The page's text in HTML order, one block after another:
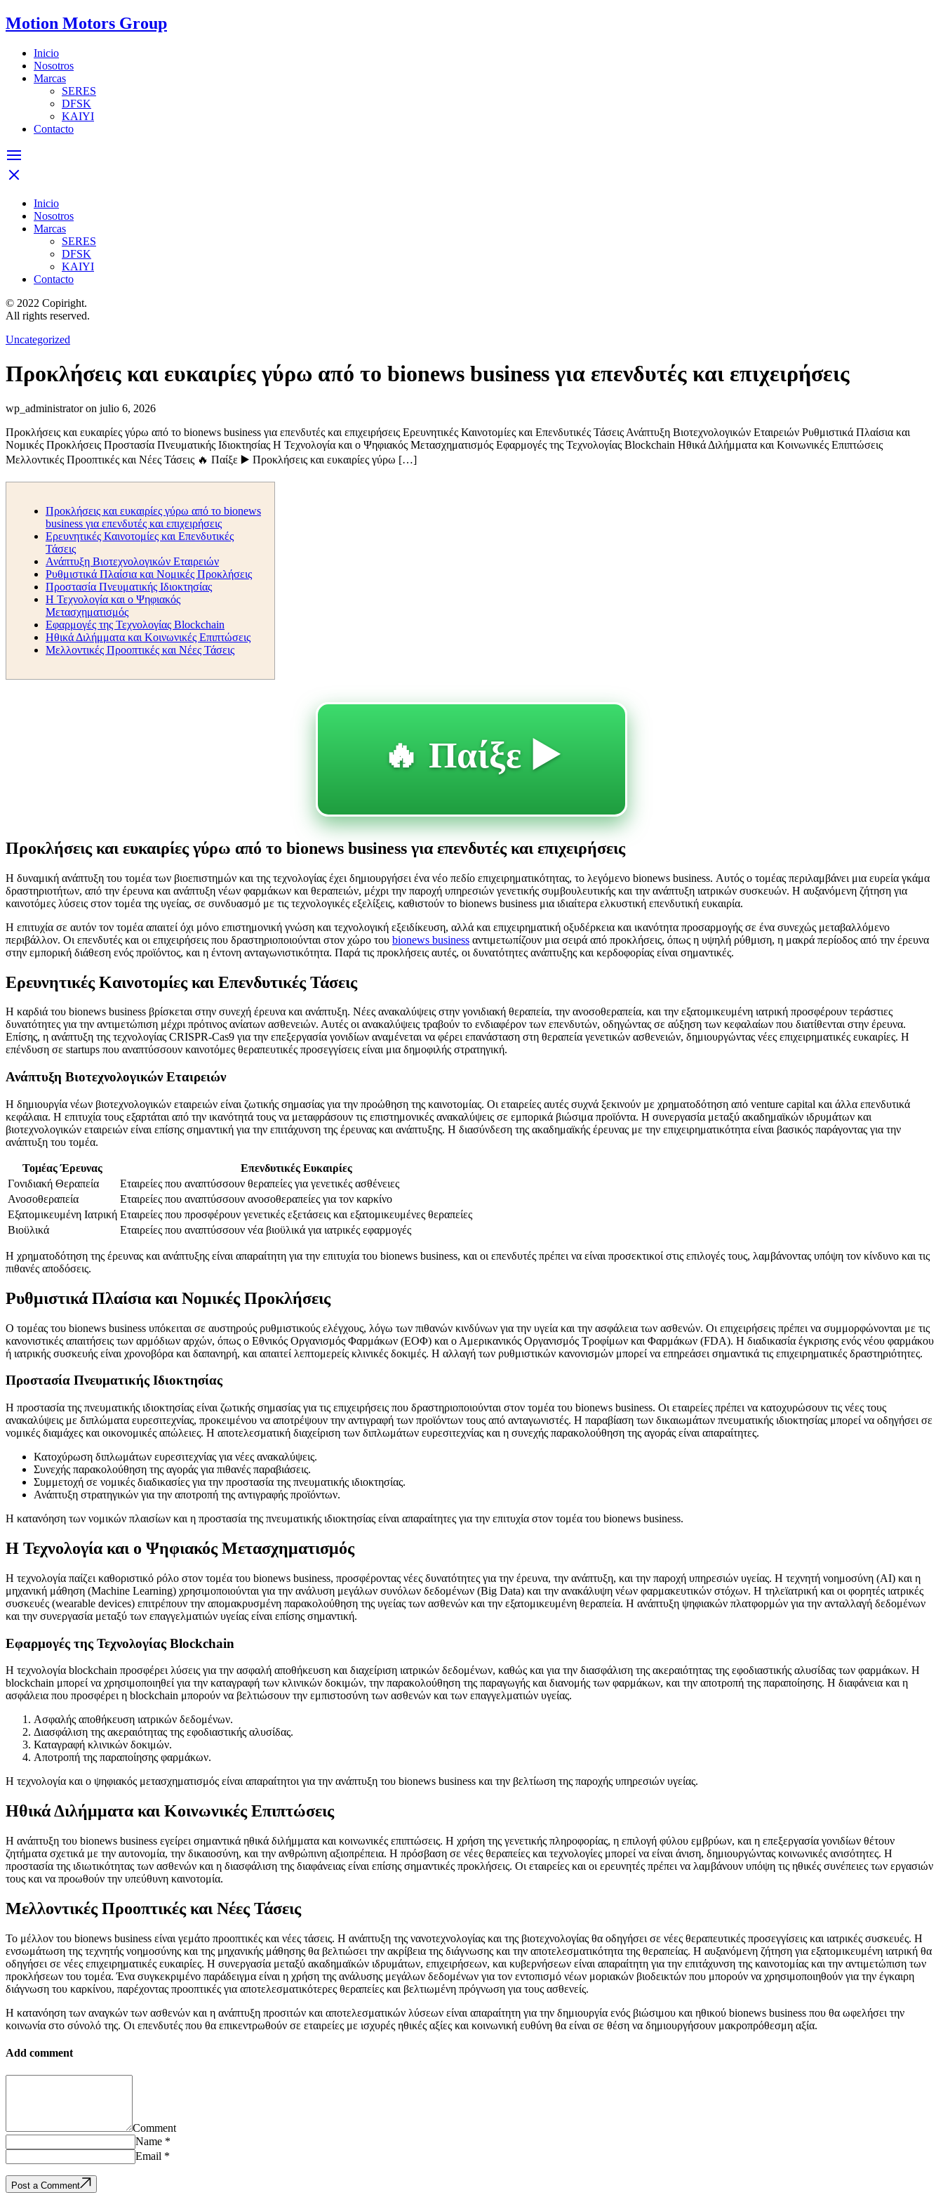
Motion Motors Group
Inicio
Nosotros
Marcas
SERES
DFSK
KAIYI
Contacto
Inicio
Nosotros
Marcas
SERES
DFSK
KAIYI
Contacto
© 2022 Copiright.
All rights reserved.
Uncategorized
Προκλήσεις και ευκαιρίες γύρω από το bionews business για επενδυτές και επιχειρήσεις
wp_administrator on julio 6, 2026
Προκλήσεις και ευκαιρίες γύρω από το bionews business για επενδυτές και επιχειρήσεις Ερευνητικές Καινοτομίες και Επενδυτικές Τάσεις Ανάπτυξη Βιοτεχνολογικών Εταιρειών Ρυθμιστικά Πλαίσια και
Νομικές Προκλήσεις Προστασία Πνευματικής Ιδιοκτησίας Η Τεχνολογία και ο Ψηφιακός Μετασχηματισμός Εφαρμογές της Τεχνολογίας Blockchain Ηθικά Διλήμματα και Κοινωνικές Επιπτώσεις
Μελλοντικές Προοπτικές και Νέες Τάσεις 🔥 Παίξε ▶️ Προκλήσεις και ευκαιρίες γύρω […]
Προκλήσεις και ευκαιρίες γύρω από το bionews
business για επενδυτές και επιχειρήσεις
Ερευνητικές Καινοτομίες και Επενδυτικές
Τάσεις
Ανάπτυξη Βιοτεχνολογικών Εταιρειών
Ρυθμιστικά Πλαίσια και Νομικές Προκλήσεις
Προστασία Πνευματικής Ιδιοκτησίας
Η Τεχνολογία και ο Ψηφιακός
Μετασχηματισμός
Εφαρμογές της Τεχνολογίας Blockchain
Ηθικά Διλήμματα και Κοινωνικές Επιπτώσεις
Μελλοντικές Προοπτικές και Νέες Τάσεις
🔥 Παίξε ▶️
Προκλήσεις και ευκαιρίες γύρω από το bionews business για επενδυτές και επιχειρήσεις
Η δυναμική ανάπτυξη του τομέα των βιοεπιστημών και της τεχνολογίας έχει δημιουργήσει ένα νέο πεδίο επιχειρηματικότητας, το λεγόμενο bionews business. Αυτός ο τομέας περιλαμβάνει μια ευρεία γκάμα
δραστηριοτήτων, από την έρευνα και ανάπτυξη νέων φαρμάκων και θεραπειών, μέχρι την παροχή υπηρεσιών γενετικής συμβουλευτικής και την ανάπτυξη ιατρικών συσκευών. Η αυξανόμενη ζήτηση για
καινοτόμες λύσεις στον τομέα της υγείας, σε συνδυασμό με τις τεχνολογικές εξελίξεις, καθιστούν το bionews business μια ιδιαίτερα ελκυστική επενδυτική ευκαιρία.
Η επιτυχία σε αυτόν τον τομέα απαιτεί όχι μόνο επιστημονική γνώση και τεχνολογική εξειδίκευση, αλλά και επιχειρηματική οξυδέρκεια και ικανότητα προσαρμογής σε ένα συνεχώς μεταβαλλόμενο
περιβάλλον. Οι επενδυτές και οι επιχειρήσεις που δραστηριοποιούνται στον χώρο του bionews business αντιμετωπίζουν μια σειρά από προκλήσεις, όπως η υψηλή ρύθμιση, η μακρά περίοδος από την έρευνα
στην εμπορική διάθεση ενός προϊόντος, και η έντονη ανταγωνιστικότητα. Παρά τις προκλήσεις αυτές, οι δυνατότητες ανάπτυξης και κερδοφορίας είναι σημαντικές.
Ερευνητικές Καινοτομίες και Επενδυτικές Τάσεις
Η καρδιά του bionews business βρίσκεται στην συνεχή έρευνα και ανάπτυξη. Νέες ανακαλύψεις στην γονιδιακή θεραπεία, την ανοσοθεραπεία, και την εξατομικευμένη ιατρική προσφέρουν τεράστιες
δυνατότητες για την αντιμετώπιση μέχρι πρότινος ανίατων ασθενειών. Αυτές οι ανακαλύψεις τραβούν το ενδιαφέρον των επενδυτών, οδηγώντας σε αύξηση των κεφαλαίων που διατίθενται στην έρευνα.
Επίσης, η ανάπτυξη της τεχνολογίας CRISPR-Cas9 για την επεξεργασία γονιδίων αναμένεται να φέρει επανάσταση στη θεραπεία γενετικών ασθενειών, δημιουργώντας νέες επιχειρηματικές ευκαιρίες. Η
επένδυση σε startups που αναπτύσσουν καινοτόμες θεραπευτικές προσεγγίσεις είναι μια δημοφιλής στρατηγική.
Ανάπτυξη Βιοτεχνολογικών Εταιρειών
Η δημιουργία νέων βιοτεχνολογικών εταιρειών είναι ζωτικής σημασίας για την προώθηση της καινοτομίας. Οι εταιρείες αυτές συχνά ξεκινούν με χρηματοδότηση από venture capital και άλλα επενδυτικά
κεφάλαια. Η επιτυχία τους εξαρτάται από την ικανότητά τους να μεταφράσουν τις επιστημονικές ανακαλύψεις σε εμπορικά βιώσιμα προϊόντα. Η συνεργασία μεταξύ ακαδημαϊκών ιδρυμάτων και
βιοτεχνολογικών εταιρειών είναι επίσης σημαντική για την επιτάχυνση της έρευνας και ανάπτυξης. Η διασύνδεση της ακαδημαϊκής έρευνας με την επιχειρηματικότητα είναι βασικός παράγοντας για την
ανάπτυξη του τομέα.
Τομέας Έρευνας
Επενδυτικές Ευκαιρίες
Γονιδιακή Θεραπεία
Εταιρείες που αναπτύσσουν θεραπείες για γενετικές ασθένειες
Ανοσοθεραπεία
Εταιρείες που αναπτύσσουν ανοσοθεραπείες για τον καρκίνο
Εξατομικευμένη Ιατρική Εταιρείες που προσφέρουν γενετικές εξετάσεις και εξατομικευμένες θεραπείες
Βιοϋλικά
Εταιρείες που αναπτύσσουν νέα βιοϋλικά για ιατρικές εφαρμογές
Η χρηματοδότηση της έρευνας και ανάπτυξης είναι απαραίτητη για την επιτυχία του bionews business, και οι επενδυτές πρέπει να είναι προσεκτικοί στις επιλογές τους, λαμβάνοντας υπόψη τον κίνδυνο και τις
πιθανές αποδόσεις.
Ρυθμιστικά Πλαίσια και Νομικές Προκλήσεις
Ο τομέας του bionews business υπόκειται σε αυστηρούς ρυθμιστικούς ελέγχους, λόγω των πιθανών κινδύνων για την υγεία και την ασφάλεια των ασθενών. Οι επιχειρήσεις πρέπει να συμμορφώνονται με τις
κανονιστικές απαιτήσεις των αρμόδιων αρχών, όπως ο Εθνικός Οργανισμός Φαρμάκων (ΕΟΦ) και ο Αμερικανικός Οργανισμός Τροφίμων και Φαρμάκων (FDA). Η διαδικασία έγκρισης ενός νέου φαρμάκου
ή ιατρικής συσκευής είναι χρονοβόρα και δαπανηρή, και απαιτεί λεπτομερείς κλινικές δοκιμές. Η αλλαγή των ρυθμιστικών κανονισμών μπορεί να επηρεάσει σημαντικά τις επιχειρηματικές δραστηριότητες.
Προστασία Πνευματικής Ιδιοκτησίας
Η προστασία της πνευματικής ιδιοκτησίας είναι ζωτικής σημασίας για τις επιχειρήσεις που δραστηριοποιούνται στον τομέα του bionews business. Οι εταιρείες πρέπει να κατοχυρώσουν τις νέες τους
ανακαλύψεις με διπλώματα ευρεσιτεχνίας, προκειμένου να αποτρέψουν την αντιγραφή των προϊόντων τους από ανταγωνιστές. Η παραβίαση των δικαιωμάτων πνευματικής ιδιοκτησίας μπορεί να οδηγήσει σε
νομικές διαμάχες και οικονομικές απώλειες. Η αποτελεσματική διαχείριση των διπλωμάτων ευρεσιτεχνίας και η συνεχής παρακολούθηση της αγοράς είναι απαραίτητες.
Κατοχύρωση διπλωμάτων ευρεσιτεχνίας για νέες ανακαλύψεις.
Συνεχής παρακολούθηση της αγοράς για πιθανές παραβιάσεις.
Συμμετοχή σε νομικές διαδικασίες για την προστασία της πνευματικής ιδιοκτησίας.
Ανάπτυξη στρατηγικών για την αποτροπή της αντιγραφής προϊόντων.
Η κατανόηση των νομικών πλαισίων και η προστασία της πνευματικής ιδιοκτησίας είναι απαραίτητες για την επιτυχία στον τομέα του bionews business.
Η Τεχνολογία και ο Ψηφιακός Μετασχηματισμός
Η τεχνολογία παίζει καθοριστικό ρόλο στον τομέα του bionews business, προσφέροντας νέες δυνατότητες για την έρευνα, την ανάπτυξη, και την παροχή υπηρεσιών υγείας. Η τεχνητή νοημοσύνη (AI) και η
μηχανική μάθηση (Machine Learning) χρησιμοποιούνται για την ανάλυση μεγάλων συνόλων δεδομένων (Big Data) και την ανακάλυψη νέων φαρμακευτικών στόχων. Η τηλεϊατρική και οι φορητές ιατρικές
συσκευές (wearable devices) επιτρέπουν την απομακρυσμένη παρακολούθηση της υγείας των ασθενών και την εξατομικευμένη θεραπεία. Η ανάπτυξη ψηφιακών πλατφορμών για την ανταλλαγή δεδομένων
και την συνεργασία μεταξύ των επαγγελματιών υγείας είναι επίσης σημαντική.
Εφαρμογές της Τεχνολογίας Blockchain
Η τεχνολογία blockchain προσφέρει λύσεις για την ασφαλή αποθήκευση και διαχείριση ιατρικών δεδομένων, καθώς και για την διασφάλιση της ακεραιότητας της εφοδιαστικής αλυσίδας των φαρμάκων. Η
blockchain μπορεί να χρησιμοποιηθεί για την καταγραφή των κλινικών δοκιμών, την παρακολούθηση της παραγωγής και διανομής των φαρμάκων, και την αποτροπή της παραποίησης. Η διαφάνεια και η
ασφάλεια που προσφέρει η blockchain μπορούν να βελτιώσουν την εμπιστοσύνη των ασθενών και των επαγγελματιών υγείας.
Ασφαλής αποθήκευση ιατρικών δεδομένων.
Διασφάλιση της ακεραιότητας της εφοδιαστικής αλυσίδας.
Καταγραφή κλινικών δοκιμών.
Αποτροπή της παραποίησης φαρμάκων.
Η τεχνολογία και ο ψηφιακός μετασχηματισμός είναι απαραίτητοι για την ανάπτυξη του bionews business και την βελτίωση της παροχής υπηρεσιών υγείας.
Ηθικά Διλήμματα και Κοινωνικές Επιπτώσεις
Η ανάπτυξη του bionews business εγείρει σημαντικά ηθικά διλήμματα και κοινωνικές επιπτώσεις. Η χρήση της γενετικής πληροφορίας, η επιλογή φύλου εμβρύων, και η επεξεργασία γονιδίων θέτουν
ζητήματα σχετικά με την αυτονομία, την δικαιοσύνη, και την ανθρώπινη αξιοπρέπεια. Η πρόσβαση σε νέες θεραπείες και τεχνολογίες μπορεί να είναι άνιση, δημιουργώντας κοινωνικές ανισότητες. Η
προστασία της ιδιωτικότητας των ασθενών και η διασφάλιση της διαφάνειας είναι επίσης σημαντικές προκλήσεις. Οι εταιρείες και οι ερευνητές πρέπει να λαμβάνουν υπόψη τις ηθικές συνέπειες των εργασιών
τους και να προωθούν την υπεύθυνη καινοτομία.
Μελλοντικές Προοπτικές και Νέες Τάσεις
Το μέλλον του bionews business είναι γεμάτο προοπτικές και νέες τάσεις. Η ανάπτυξη της νανοτεχνολογίας και της βιοτεχνολογίας θα οδηγήσει σε νέες θεραπευτικές προσεγγίσεις και ιατρικές συσκευές. Η
ενσωμάτωση της τεχνητής νοημοσύνης και της μηχανικής μάθησης θα βελτιώσει την ακρίβεια της διάγνωσης και την αποτελεσματικότητα της θεραπείας. Η αυξανόμενη ζήτηση για εξατομικευμένη ιατρική θα
οδηγήσει σε νέες επιχειρηματικές ευκαιρίες. Η συνεργασία μεταξύ ακαδημαϊκών ιδρυμάτων, επιχειρήσεων, και κυβερνήσεων είναι απαραίτητη για την επιτάχυνση της καινοτομίας και την αντιμετώπιση των
προκλήσεων του τομέα. Ένα συγκεκριμένο παράδειγμα είναι η χρήση της ανάλυσης μεγάλων δεδομένων για τον εντοπισμό νέων μοριακών βιοδεικτών που μπορούν να χρησιμοποιηθούν για την έγκαιρη
διάγνωση του καρκίνου, παρέχοντας προοπτικές για αποτελεσματικότερες θεραπείες και βελτιωμένη πρόγνωση για τους ασθενείς.
Η κατανόηση των αναγκών των ασθενών και η ανάπτυξη προσιτών και αποτελεσματικών λύσεων είναι απαραίτητη για την δημιουργία ενός βιώσιμου και ηθικού bionews business που θα ωφελήσει την
κοινωνία στο σύνολό της. Οι επενδυτές που θα επικεντρωθούν σε εταιρείες με ισχυρές ηθικές αξίες και κοινωνική ευθύνη θα είναι σε θέση να δημιουργήσουν μακροπρόθεσμη αξία.
Add comment
Comment
Name *
Email *
Post a Comment